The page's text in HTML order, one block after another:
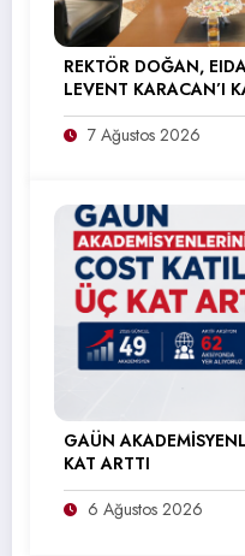
REKTÖR DOĞAN,
LEVENT KARACAN’I
7 Ağustos 2026
GAÜN
KAT ARTTI
6 Ağustos 2026